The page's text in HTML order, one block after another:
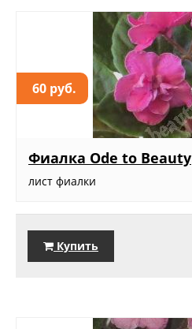
60 руб.
Фиалка Ode to Beauty
лист фиалки
Купить